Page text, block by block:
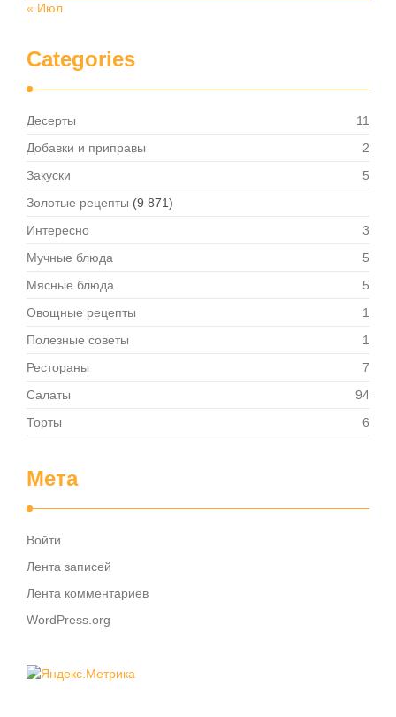
« Июл
Categories
Десерты
11
Добавки и приправы
2
Закуски
5
Золотые рецепты (9 871)
Интересно
3
Мучные блюда
5
Мясные блюда
5
Овощные рецепты
1
Полезные советы
1
Рестораны
7
Салаты
94
Торты
6
Мета
Войти
Лента записей
Лента комментариев
WordPress.org